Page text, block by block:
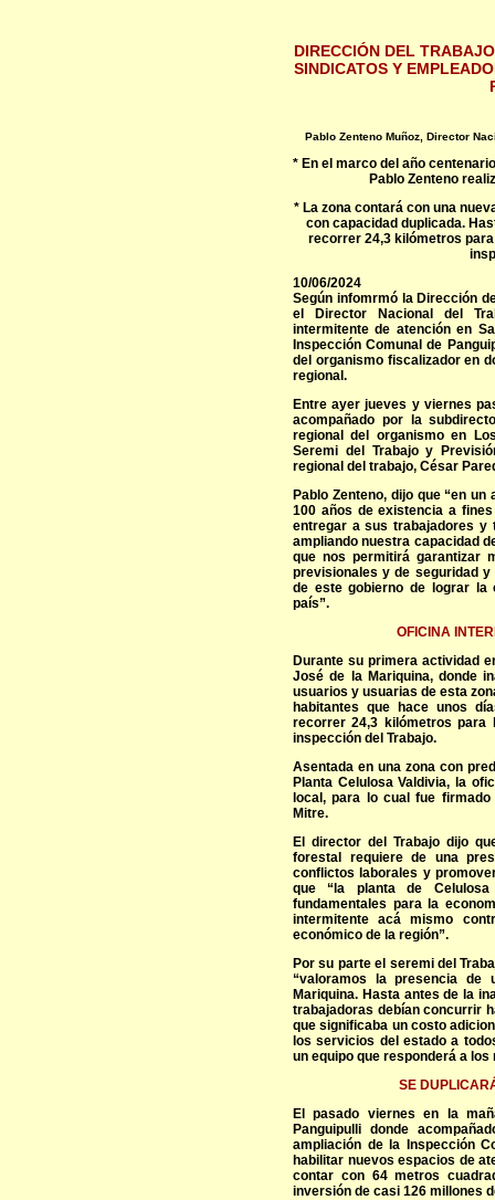
DIRECCIÓN DEL
SINDICATOS Y
Pablo Zenteno Muñoz, Director
* En el marco del año
Pablo Zenteno
* La zona contará con una
con capacidad duplicada.
recorrer 24,3 kilómetros
10/06/2024
Según infomrmó la Dirección
el Director Nacional del
intermitente de atención en
Inspección Comunal de
del organismo fiscalizador en
regional.
Entre ayer jueves y viernes
acompañado por la
regional del organismo en
Seremi del Trabajo y
regional del trabajo, César
Pablo Zenteno, dijo que “en
100 años de existencia a
entregar a sus trabajadores y
ampliando nuestra capacidad
que nos permitirá garantizar
previsionales y de seguridad
de este gobierno de lograr la
país”.
OFICINA
Durante su primera actividad
José de la Mariquina, donde
usuarios y usuarias de esta
habitantes que hace unos
recorrer 24,3 kilómetros para
inspección del Trabajo.
Asentada en una zona con
Planta Celulosa Valdivia, la
local, para lo cual fue
Mitre.
El director del Trabajo dijo
forestal requiere de una
conflictos laborales y
que “la planta de
fundamentales para la
intermitente acá mismo
económico de la región”.
Por su parte el seremi del
“valoramos la presencia de
Mariquina. Hasta antes de la
trabajadoras debían concurrir
que significaba un costo
los servicios del estado a
un equipo que responderá a
SE
El pasado viernes en la
Panguipulli donde
ampliación de la Inspección
habilitar nuevos espacios de
contar con 64 metros
inversión de casi 126 millones